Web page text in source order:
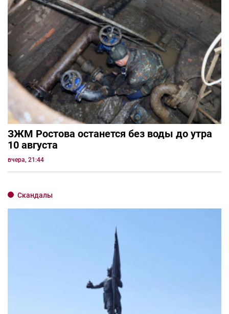
ЗЖМ Ростова останется без воды до утра
10 августа
вчера, 21:44
Скандалы